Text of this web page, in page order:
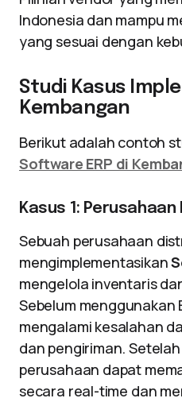
Indonesia dan mampu
yang sesuai dengan
Studi Kasus
Kembangan
Berikut adalah contoh
Software ERP di
Kasus 1:
Sebuah perusahaan
mengimplementasikan
mengelola inventaris
Sebelum menggunakan
mengalami kesalahan
dan pengiriman. Setelah
perusahaan dapat
secara real-time dan